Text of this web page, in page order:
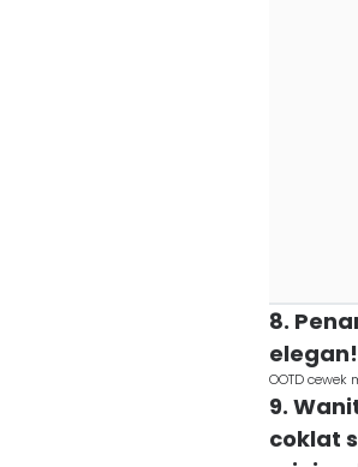
8.
elegan!
OOTD
9.
coklat